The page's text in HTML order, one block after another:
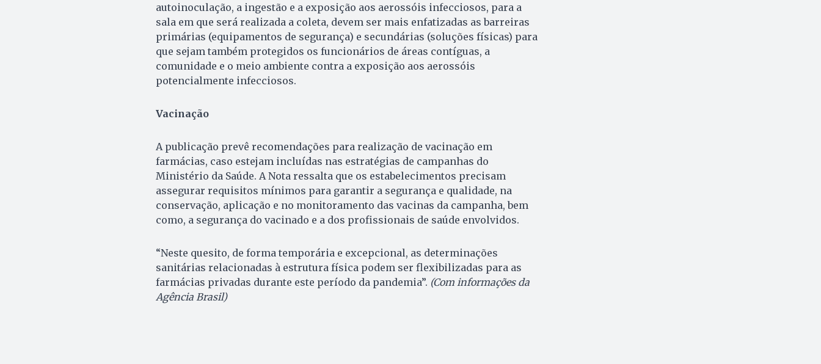
autoinoculação, a ingestão e a exposição aos aerossóis infecciosos, para a
sala em que será realizada a coleta, devem ser mais enfatizadas as barreiras
primárias (equipamentos de segurança) e secundárias (soluções físicas) para
que sejam também protegidos os funcionários de áreas contíguas, a
comunidade e o meio ambiente contra a exposição aos aerossóis
potencialmente infecciosos.
Vacinação
A publicação prevê recomendações para realização de vacinação em
farmácias, caso estejam incluídas nas estratégias de campanhas do
Ministério da Saúde. A Nota ressalta que os estabelecimentos precisam
assegurar requisitos mínimos para garantir a segurança e qualidade, na
conservação, aplicação e no monitoramento das vacinas da campanha, bem
como, a segurança do vacinado e a dos profissionais de saúde envolvidos.
“Neste quesito, de forma temporária e excepcional, as determinações
sanitárias relacionadas à estrutura física podem ser flexibilizadas para as
farmácias privadas durante este período da pandemia”. (Com informações da
Agência Brasil)